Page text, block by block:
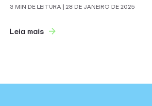
3 MIN DE LEITURA| 28 DE JANEIRO DE 2025
Leia mais